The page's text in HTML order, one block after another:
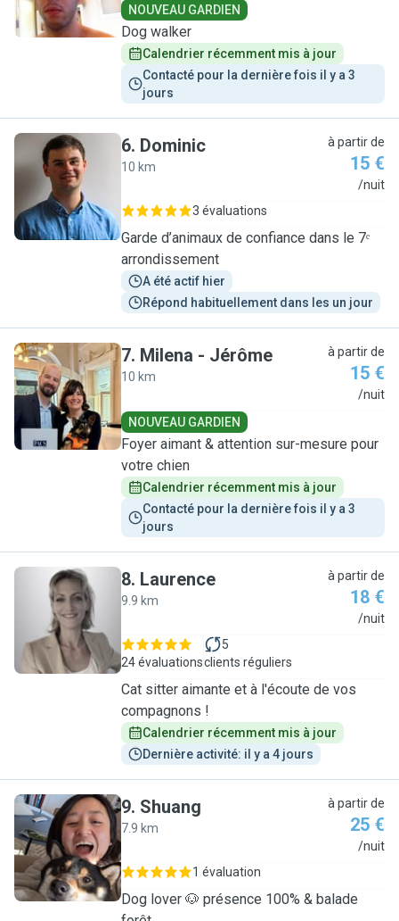
NOUVEAU GARDIEN
Dog walker
Calendrier récemment mis à jour
Contacté pour la dernière fois il y a 3
jours
D
6. Dominic
10 km
à partir de
15 €
/nuit
3 évaluations
Garde d’animaux de confiance dans le 7ᵉ
arrondissement
A été actif hier
Répond habituellement dans les un jour
M
7. Milena - Jérôme
10 km
à partir de
15 €
/nuit
NOUVEAU GARDIEN
Foyer aimant & attention sur-mesure pour
votre chien
Calendrier récemment mis à jour
Contacté pour la dernière fois il y a 3
jours
L
8. Laurence
9.9 km
à partir de
18 €
/nuit
24 évaluations
5
clients réguliers
Cat sitter aimante et à l'écoute de vos
compagnons !
Calendrier récemment mis à jour
Dernière activité: il y a 4 jours
S
9. Shuang
7.9 km
à partir de
25 €
/nuit
1 évaluation
Dog lover 🐶 présence 100% & balade